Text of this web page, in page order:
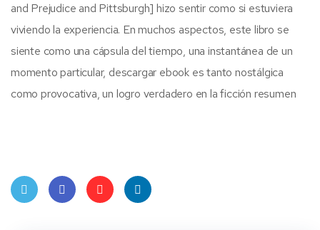
and Prejudice and Pittsburgh] hizo sentir como si estuviera
viviendo la experiencia. En muchos aspectos, este libro se
siente como una cápsula del tiempo, una instantánea de un
momento particular, descargar ebook es tanto nostálgica
como provocativa, un logro verdadero en la ficción resumen